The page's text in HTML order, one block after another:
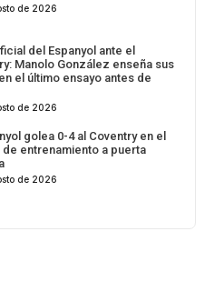
de 2026
del Espanyol ante el
Manolo González enseña sus
el último ensayo antes de
de 2026
golea 0-4 al Coventry en el
entrenamiento a puerta
de 2026